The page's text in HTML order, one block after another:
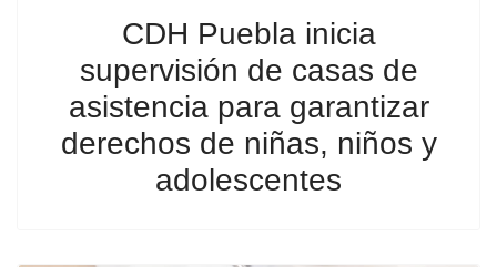
CDH Puebla inicia
supervisión de casas de
asistencia para garantizar
derechos de niñas, niños y
adolescentes